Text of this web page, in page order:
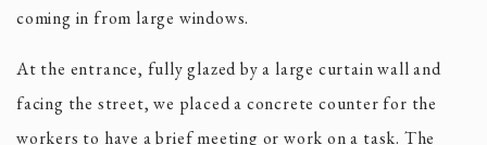
coming in from large windows.
At the entrance, fully glazed by a large curtain wall and
facing the street, we placed a concrete counter for the
workers to have a brief meeting or work on a task. The